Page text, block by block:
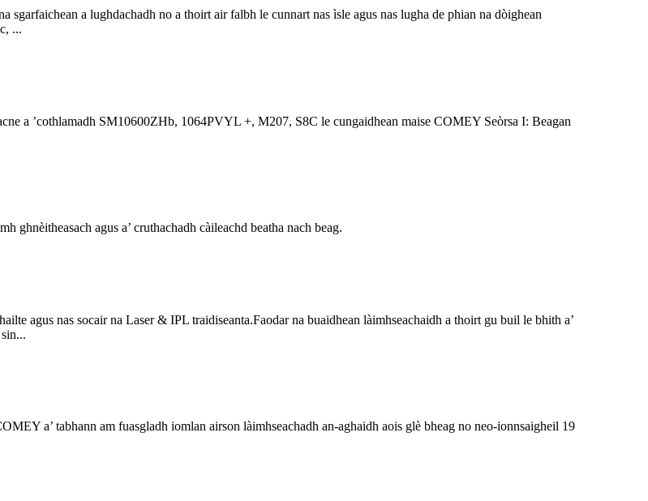
a lughdachadh no a thoirt air falbh le cunnart nas ìsle agus nas lugha de phian na dòighean
...
a ’cothlamadh SM10600ZHb, 1064PVYL +, M207, S8C le cungaidhean maise COMEY Seòrsa I: Beagan
ghnèitheasach agus a’ cruthachadh càileachd beatha nach beag.
agus nas socair na Laser & IPL traidiseanta.Faodar na buaidhean làimhseachaidh a thoirt gu buil le bhith a’
a’ tabhann am fuasgladh iomlan airson làimhseachadh an-aghaidh aois glè bheag no neo-ionnsaigheil 19